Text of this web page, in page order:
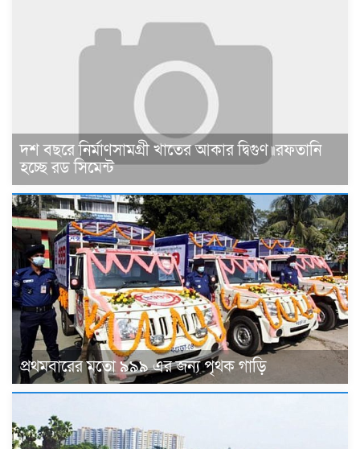
দশ বছরে নির্মাণসামগ্রী খাতের আকার দ্বিগুণ॥রফতানি
হচ্ছে রড সিমেন্ট
প্রথমবারের মতো ৯৯৯ এর জন্য পৃথক গাড়ি